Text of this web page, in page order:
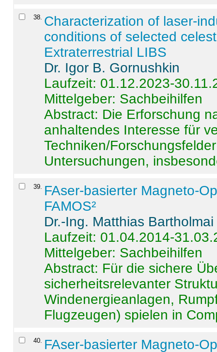
38. Characterization of laser-
conditions of selected
Extraterrestrial LIBS
Dr. Igor B. Gornushkin
Laufzeit: 01.12.2023-
Mittelgeber: Sachbeihilfen
Abstract: Die Erforschung
anhaltendes Interesse für
Techniken/
Untersuchungen,
39. FAser-basierter Magneto-
FAMOS²
Dr.-Ing. Matthias Bartholmai
Laufzeit: 01.04.2014-
Mittelgeber: Sachbeihilfen
Abstract: Für die sichere
sicherheitsrelevanter
Windenergieanlagen,
Flugzeugen) spielen in
40. FAser-basierter Magneto-